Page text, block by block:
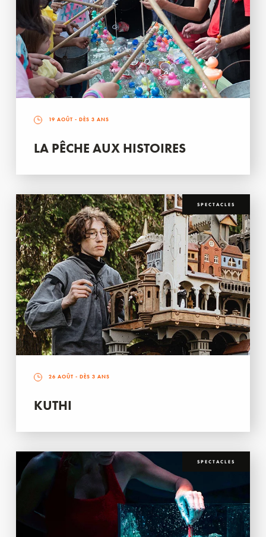
19 AOÛT - DÈS 3 ANS
LA PÊCHE AUX HISTOIRES
SPECTACLES
26 AOÛT - DÈS 3 ANS
KUTHI
SPECTACLES